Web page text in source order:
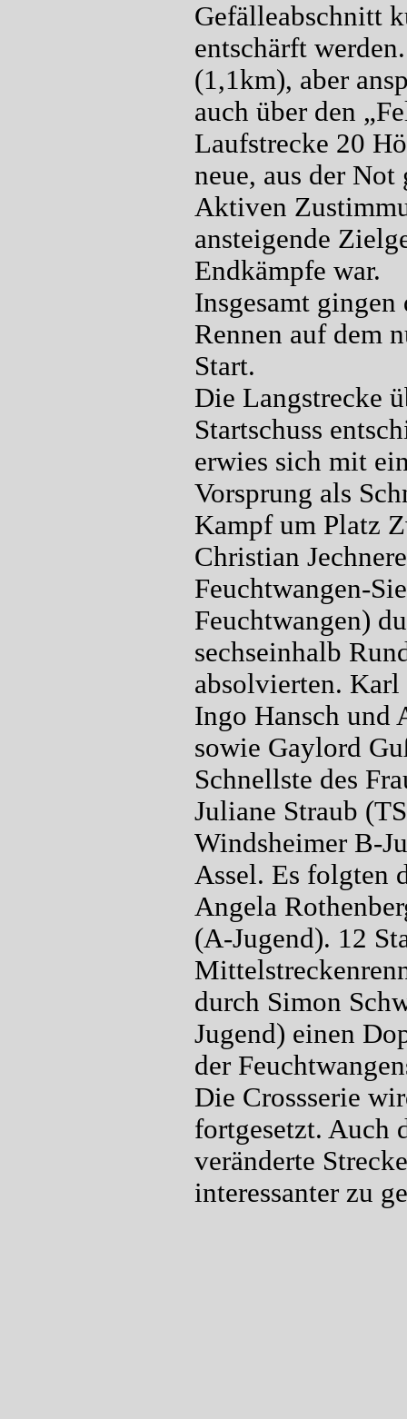
Gefälleabschnitt
entschärft
(1,1km), aber
auch über den
Laufstrecke 20
neue, aus der
Aktiven
ansteigende
Endkämpfe war.
Insgesamt
Rennen auf dem
Start.
Die Langstrecke
Startschuss
erwies sich mit
Vorsprung als
Kampf um Platz
Christian
Feuchtwangen-
Feuchtwangen)
sechseinhalb
absolvierten.
Ingo Hansch und
sowie Gaylord
Schnellste des
Juliane Straub
Windsheimer B-
Assel. Es folgten
Angela
(A-Jugend). 12
durch Simon
Jugend) einen
der
Die Crossserie
fortgesetzt. Auch
veränderte
interessanter zu